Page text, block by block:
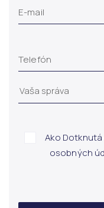
E-mail
Telefón
Ako
osobných